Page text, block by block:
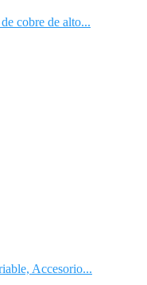
cobre de alto...
Accesorio...